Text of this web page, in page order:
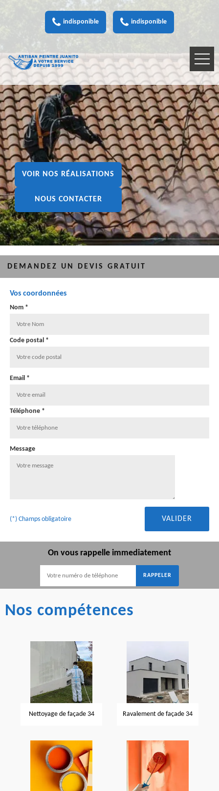
indisponible indisponible
VOIR NOS RÉALISATIONS
NOUS CONTACTER
DEMANDEZ UN DEVIS GRATUIT
Vos coordonnées
Nom *
Code postal *
Email *
Téléphone *
Message
(*) Champs obligatoire
On vous rappelle immediatement
Nos compétences
Nettoyage de façade 34 Ravalement de façade 34